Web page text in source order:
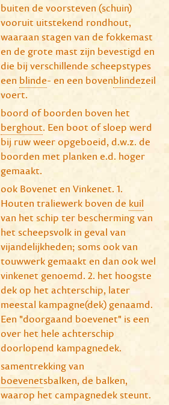
buiten de voorsteven (schuin)
vooruit uitstekend rondhout,
waaraan stagen van de fokkemast
en de grote mast zijn bevestigd en
die bij verschillende scheepstypes
een blinde- en een bovenblindezeil
voert.
boord of boorden boven het
berghout. Een boot of sloep werd
bij ruw weer opgeboeid, d.w.z. de
boorden met planken e.d. hoger
gemaakt.
ook Bovenet en Vinkenet. 1.
Houten traliewerk boven de kuil
van het schip ter bescherming van
het scheepsvolk in geval van
vijandelijkheden; soms ook van
touwwerk gemaakt en dan ook wel
vinkenet genoemd. 2. het hoogste
dek op het achterschip, later
meestal kampagne(dek) genaamd.
Een "doorgaand boevenet" is een
over het hele achterschip
doorlopend kampagnedek.
samentrekking van
boevenetsbalken, de balken,
waarop het campagnedek steunt.